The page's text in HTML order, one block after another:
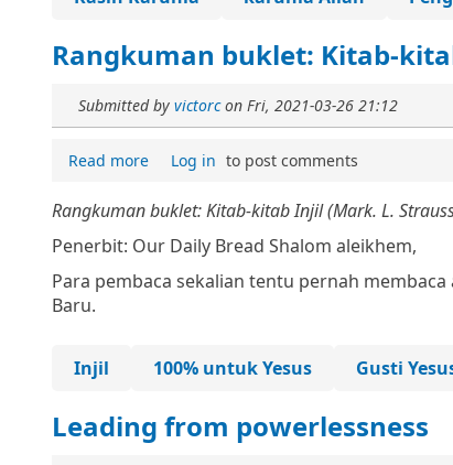
Rangkuman buklet: Kitab-
Submitted by victorcon Fri, 2021-03-26 21:12
Read more Log in to post comments
Rangkuman buklet: Kitab-kitab Injil (Mark. L.
Penerbit: Our Daily Bread Shalom aleikhem,
Para pembaca sekalian tentu pernah
Baru.
Injil 100% untuk Yesus Gusti
Leading from powerlessness